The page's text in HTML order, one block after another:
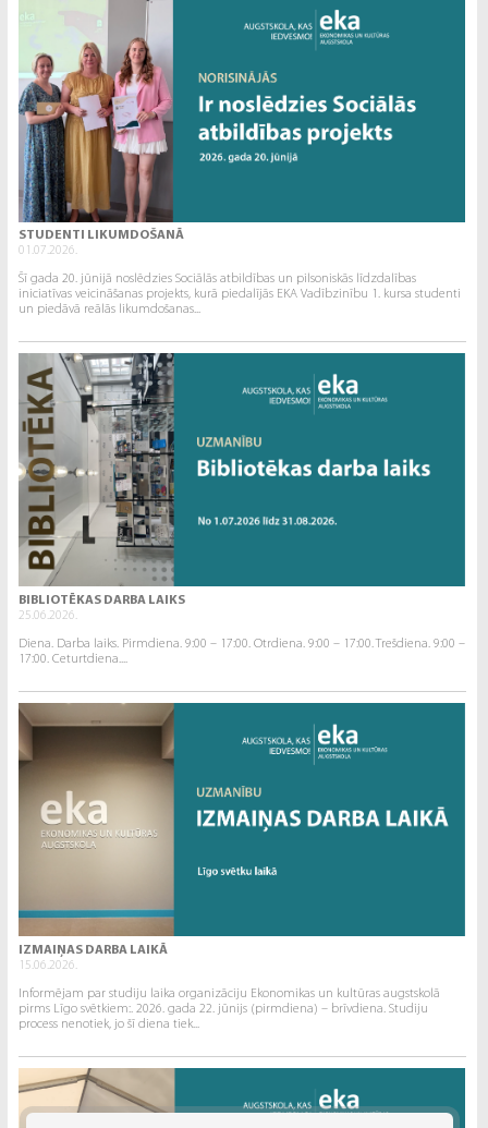
STUDENTI LIKUMDOŠANĀ
01.07.2026.
Šī gada 20. jūnijā noslēdzies Sociālās atbildības un pilsoniskās līdzdalības
iniciatīvas veicināšanas projekts, kurā piedalījās EKA Vadībzinību 1. kursa studenti
un piedāvā reālās likumdošanas...
BIBLIOTĒKAS DARBA LAIKS
25.06.2026.
Diena. Darba laiks. Pirmdiena. 9:00 – 17:00. Otrdiena. 9:00 – 17:00. Trešdiena. 9:00 –
17:00. Ceturtdiena....
IZMAIŅAS DARBA LAIKĀ
15.06.2026.
Informējam par studiju laika organizāciju Ekonomikas un kultūras augstskolā
pirms Līgo svētkiem:. 2026. gada 22. jūnijs (pirmdiena) – brīvdiena. Studiju
process nenotiek, jo šī diena tiek...